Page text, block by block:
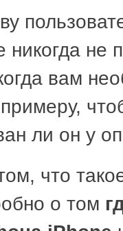
никогда не
вам
ли он у
что
о том